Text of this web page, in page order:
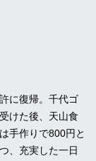
に復帰。千代ゴ
けた後、天山食
手作りで800円と
、充実した一日